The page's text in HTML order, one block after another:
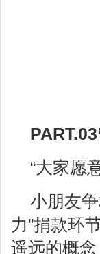
“大家愿
小朋友
力”捐款环
遥远的概